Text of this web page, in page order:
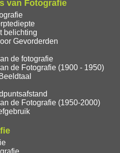
van Fotografie
belichting
Gevorderden
de fotografie
de Fotografie (1900 - 1950)
de Fotografie (1950-2000)